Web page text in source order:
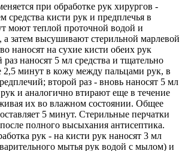
при обработке рук хирургов -
средства кисти рук и предплечья в
моют теплой проточной водой и
затем высушивают стерильной марлевой
наносят на сухие кисти обеих рук
наносят 5 мл средства и тщательно
2,5 минут в кожу между пальцами рук, в
второй раз - вновь наносят 5 мл
и аналогично втирают еще в течение
их во влажном состоянии. Общее
5 минут. Стерильные перчатки
полного высыхания антисептика.
рук - на кисти рук наносят 3 мл
мытья рук водой с мылом) и